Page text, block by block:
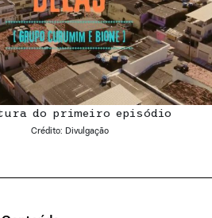
do primeiro episódio
Crédito: Divulgação